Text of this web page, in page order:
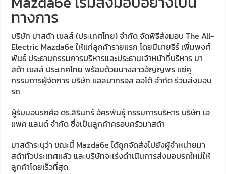
ทางการ
บริษัท มาสด้า เซลส์ (ประเทศไทย) จำกัด จัดพิธีส่งมอบ The All-
Electric Mazda6e ให้แก่ลูกค้ารายแรก โดยมีนายธีร์ เพิ่มพงศ์
พันธ์ ประธานกรรมการบริหารและประธานเจ้าหน้าที่บริหาร มา
สด้า เซลส์ ประเทศไทย พร้อมด้วยนางสาวอัญญพร แซ่คู
กรรมการผู้จัดการ บริษัท แอลบาทรอส ออโต้ จำกัด ร่วมส่งมอบ
รถ
ผู้รับมอบรถคือ ดร.สิรินทร์ อัครพันธุ์ กรรมการบริหาร บริษัท เอ
แพค แลนด์ จำกัด ซึ่งเป็นลูกค้าครอบครัวมาสด้า
มาสด้าระบุว่า ขณะนี้ Mazda6e ได้ถูกจัดส่งไปยังผู้จำหน่ายมา
สด้าทั่วประเทศแล้ว และบริษัทจะเร่งดำเนินการส่งมอบรถใหม่ให้
ลูกค้าโดยเร็วที่สุด